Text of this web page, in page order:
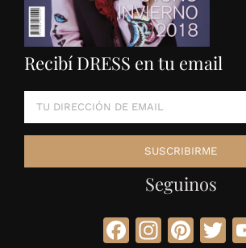
Recibí DRESS en tu email
Seguinos
Facebook